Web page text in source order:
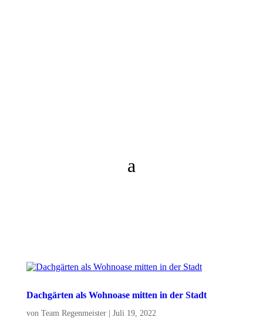
Dachgärten als Wohnoase mitten in der Stadt
von Team Regenmeister| Juli 19, 2022